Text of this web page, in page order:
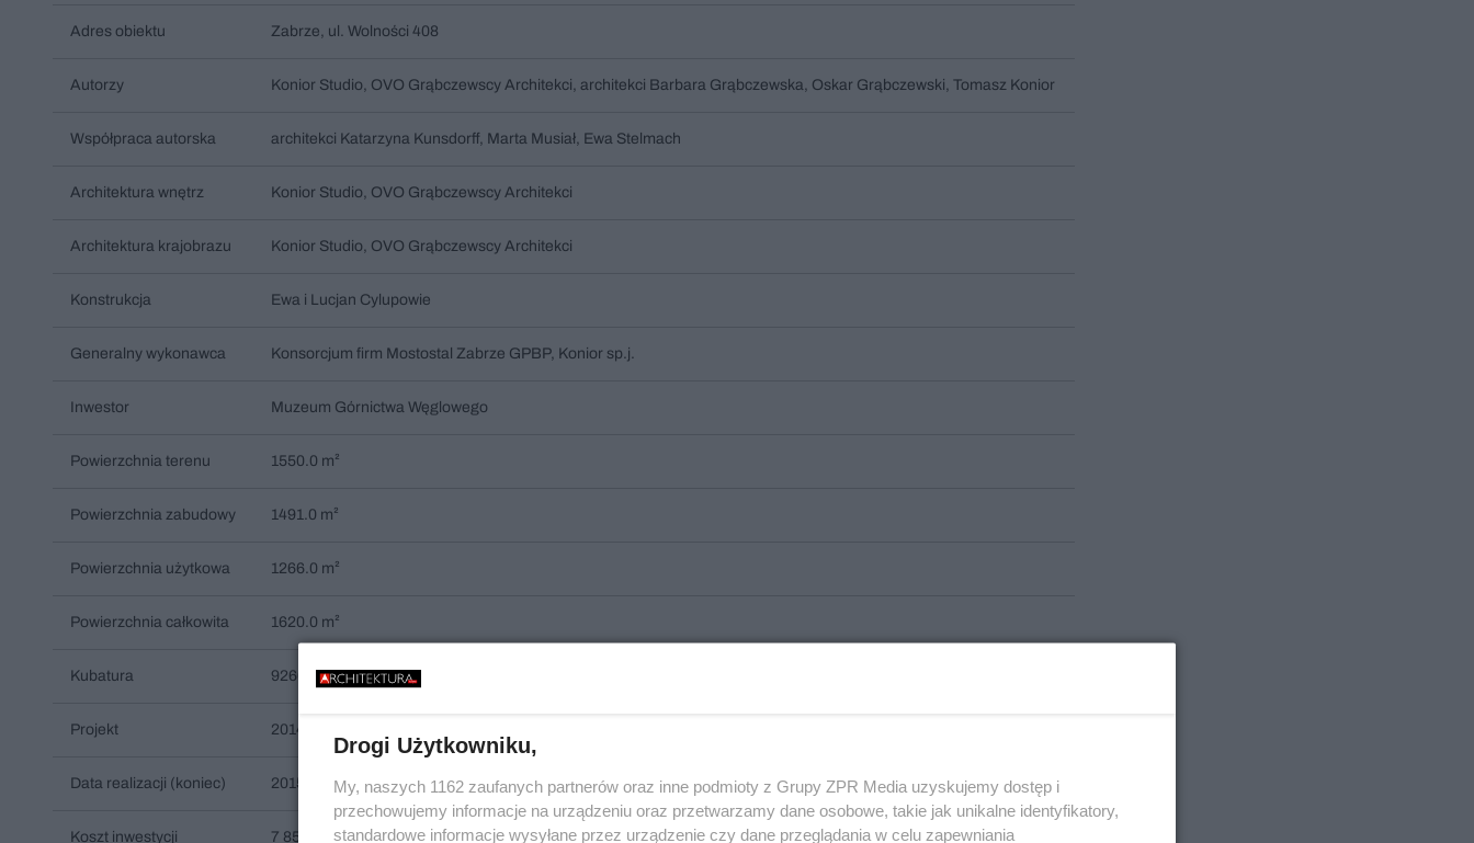
Adres obiektu Zabrze, ul. Wolności 408
Autorzy Konior Studio, OVO Grąbczewscy Architekci, architekci Barbara Grąbczewska, Oskar Grąbczewski, Tomasz Konior
Współpraca autorska architekci Katarzyna Kunsdorff, Marta Musiał, Ewa Stelmach
Architektura wnętrz Konior Studio, OVO Grąbczewscy Architekci
Architektura krajobrazu Konior Studio, OVO Grąbczewscy Architekci
Konstrukcja Ewa i Lucjan Cylupowie
Generalny wykonawca Konsorcjum firm Mostostal Zabrze GPBP, Konior sp.j.
Inwestor Muzeum Górnictwa Węglowego
Powierzchnia terenu 1550.0 m²
Powierzchnia zabudowy 1491.0 m²
Powierzchnia użytkowa 1266.0 m²
Powierzchnia całkowita 1620.0 m²
Kubatura 9260.0 m³
Projekt 2014
Data realizacji (koniec) 2015
Koszt inwestycji 7 850 000 PLN netto
Drogi Użytkowniku,
My, naszych 1162 zaufanych partnerów oraz inne podmioty z Grupy ZPR Media uzyskujemy dostęp i
przechowujemy informacje na urządzeniu oraz przetwarzamy dane osobowe, takie jak unikalne identyfikatory,
standardowe informacje wysyłane przez urządzenie czy dane przeglądania w celu zapewniania